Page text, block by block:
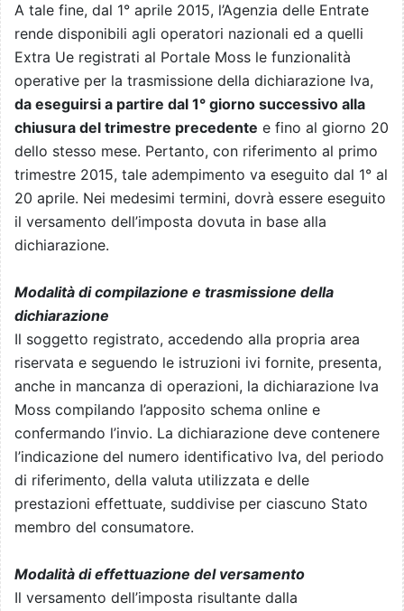
A tale fine, dal 1° aprile 2015, l’Agenzia delle Entrate
rende disponibili agli operatori nazionali ed a quelli
Extra Ue registrati al Portale Moss le funzionalità
operative per la trasmissione della dichiarazione Iva,
da eseguirsi a partire dal 1° giorno successivo alla
chiusura del trimestre precedente e fino al giorno 20
dello stesso mese. Pertanto, con riferimento al primo
trimestre 2015, tale adempimento va eseguito dal 1° al
20 aprile. Nei medesimi termini, dovrà essere eseguito
il versamento dell’imposta dovuta in base alla
dichiarazione.
Modalità di compilazione e trasmissione della
dichiarazione
Il soggetto registrato, accedendo alla propria area
riservata e seguendo le istruzioni ivi fornite, presenta,
anche in mancanza di operazioni, la dichiarazione Iva
Moss compilando l’apposito schema online e
confermando l’invio. La dichiarazione deve contenere
l’indicazione del numero identificativo Iva, del periodo
di riferimento, della valuta utilizzata e delle
prestazioni effettuate, suddivise per ciascuno Stato
membro del consumatore.
Modalità di effettuazione del versamento
Il versamento dell’imposta risultante dalla